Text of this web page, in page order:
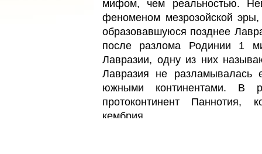
мифом, чем реальностью.
феноменом мезрозойской
образовавшуюся позднее
после разлома Родинии 1
Лавразии, одну из них
Лавразия не
южными континентами. В
протоконтинент Паннотия,
кембрия.